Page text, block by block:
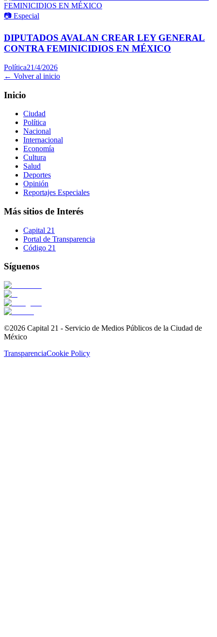
📷 Especial
DIPUTADOS AVALAN CREAR LEY GENERAL
CONTRA FEMINICIDIOS EN MÉXICO
Política21/4/2026
← Volver al inicio
Inicio
Ciudad
Política
Nacional
Internacional
Economía
Cultura
Salud
Deportes
Opinión
Reportajes Especiales
Más sitios de Interés
Capital 21
Portal de Transparencia
Código 21
Síguenos
©2026 Capital 21 - Servicio de Medios Públicos de la Ciudad de
México
TransparenciaCookie Policy